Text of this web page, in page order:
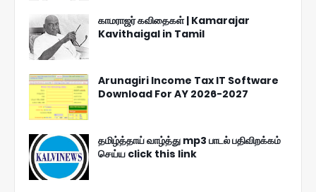
காமராஜர் கவிதைகள் | Kamarajar
Kavithaigal in Tamil
Arunagiri Income Tax IT Software
Download For AY 2026-2027
தமிழ்த்தாய் வாழ்த்து mp3 பாடல் பதிவிறக்கம்
செய்ய click this link